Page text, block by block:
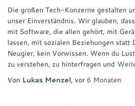
Die großen Tech-Konzerne gestalten
unser Einverständnis. Wir glauben,
mit Software, die allen gehört, mit
lassen, mit sozialen Beziehungen statt
Neugier, kein Vorwissen. Wenn du
zu verstehen, zu hinterfragen und
Von Lukas Menzel, vor 6 Monaten